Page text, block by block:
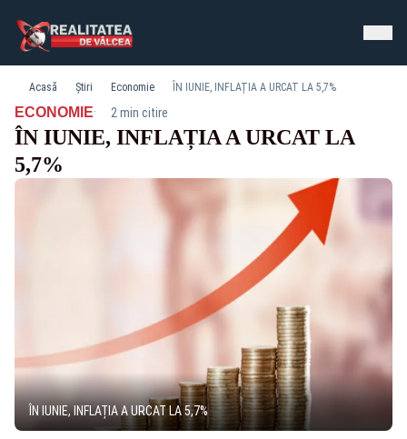
Acasă Știri Economie ÎN IUNIE, INFLAȚIA A URCAT LA 5,7%
ECONOMIE· 2 min citire
ÎN IUNIE, INFLAȚIA A URCAT LA
5,7%
ÎN IUNIE, INFLAȚIA A URCAT LA 5,7%